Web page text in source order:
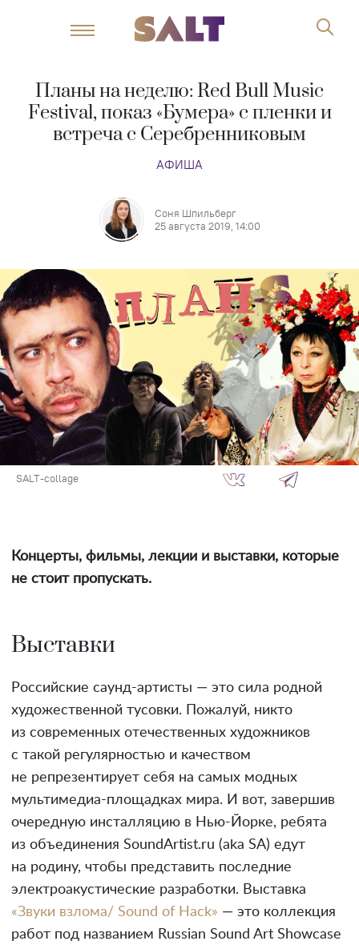
Планы на неделю: Red Bull Music
Festival, показ «Бумера» с пленки и
встреча с Серебренниковым
АФИША
Соня Шпильберг
25 августа 2019, 14:00
SALT-collage
Концерты, фильмы, лекции и выставки, которые
не стоит пропускать.
Выставки
Российские саунд-артисты — это сила родной
художественной тусовки. Пожалуй, никто
из современных отечественных художников
с такой регулярностью и качеством
не репрезентирует себя на самых модных
мультимедиа-площадках мира. И вот, завершив
очередную инсталляцию в Нью-Йорке, ребята
из объединения SoundArtist.ru (aka SA) едут
на родину, чтобы представить последние
электроакустические разработки. Выставка
«Звуки взлома/ Sound of Hack» — это коллекция
работ под названием Russian Sound Art Showcase